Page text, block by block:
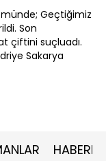
Geçtiğimiz
Son
çiftini suçluadı.
Sakarya